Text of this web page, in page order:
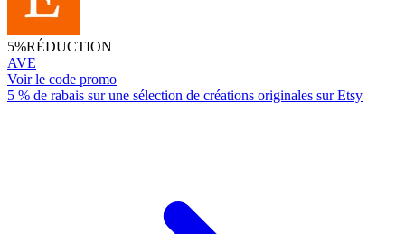
5%RÉDUCTION
AVE
Voir le code promo
5 % de rabais sur une sélection de créations originales sur Etsy